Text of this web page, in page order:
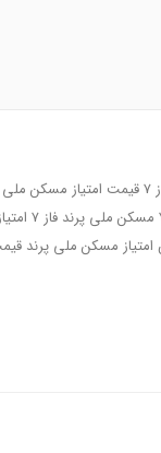
قیمت امتیاز مسکن ملی
مسکن ملی پرند فاز 7
مسکن ملی پرند